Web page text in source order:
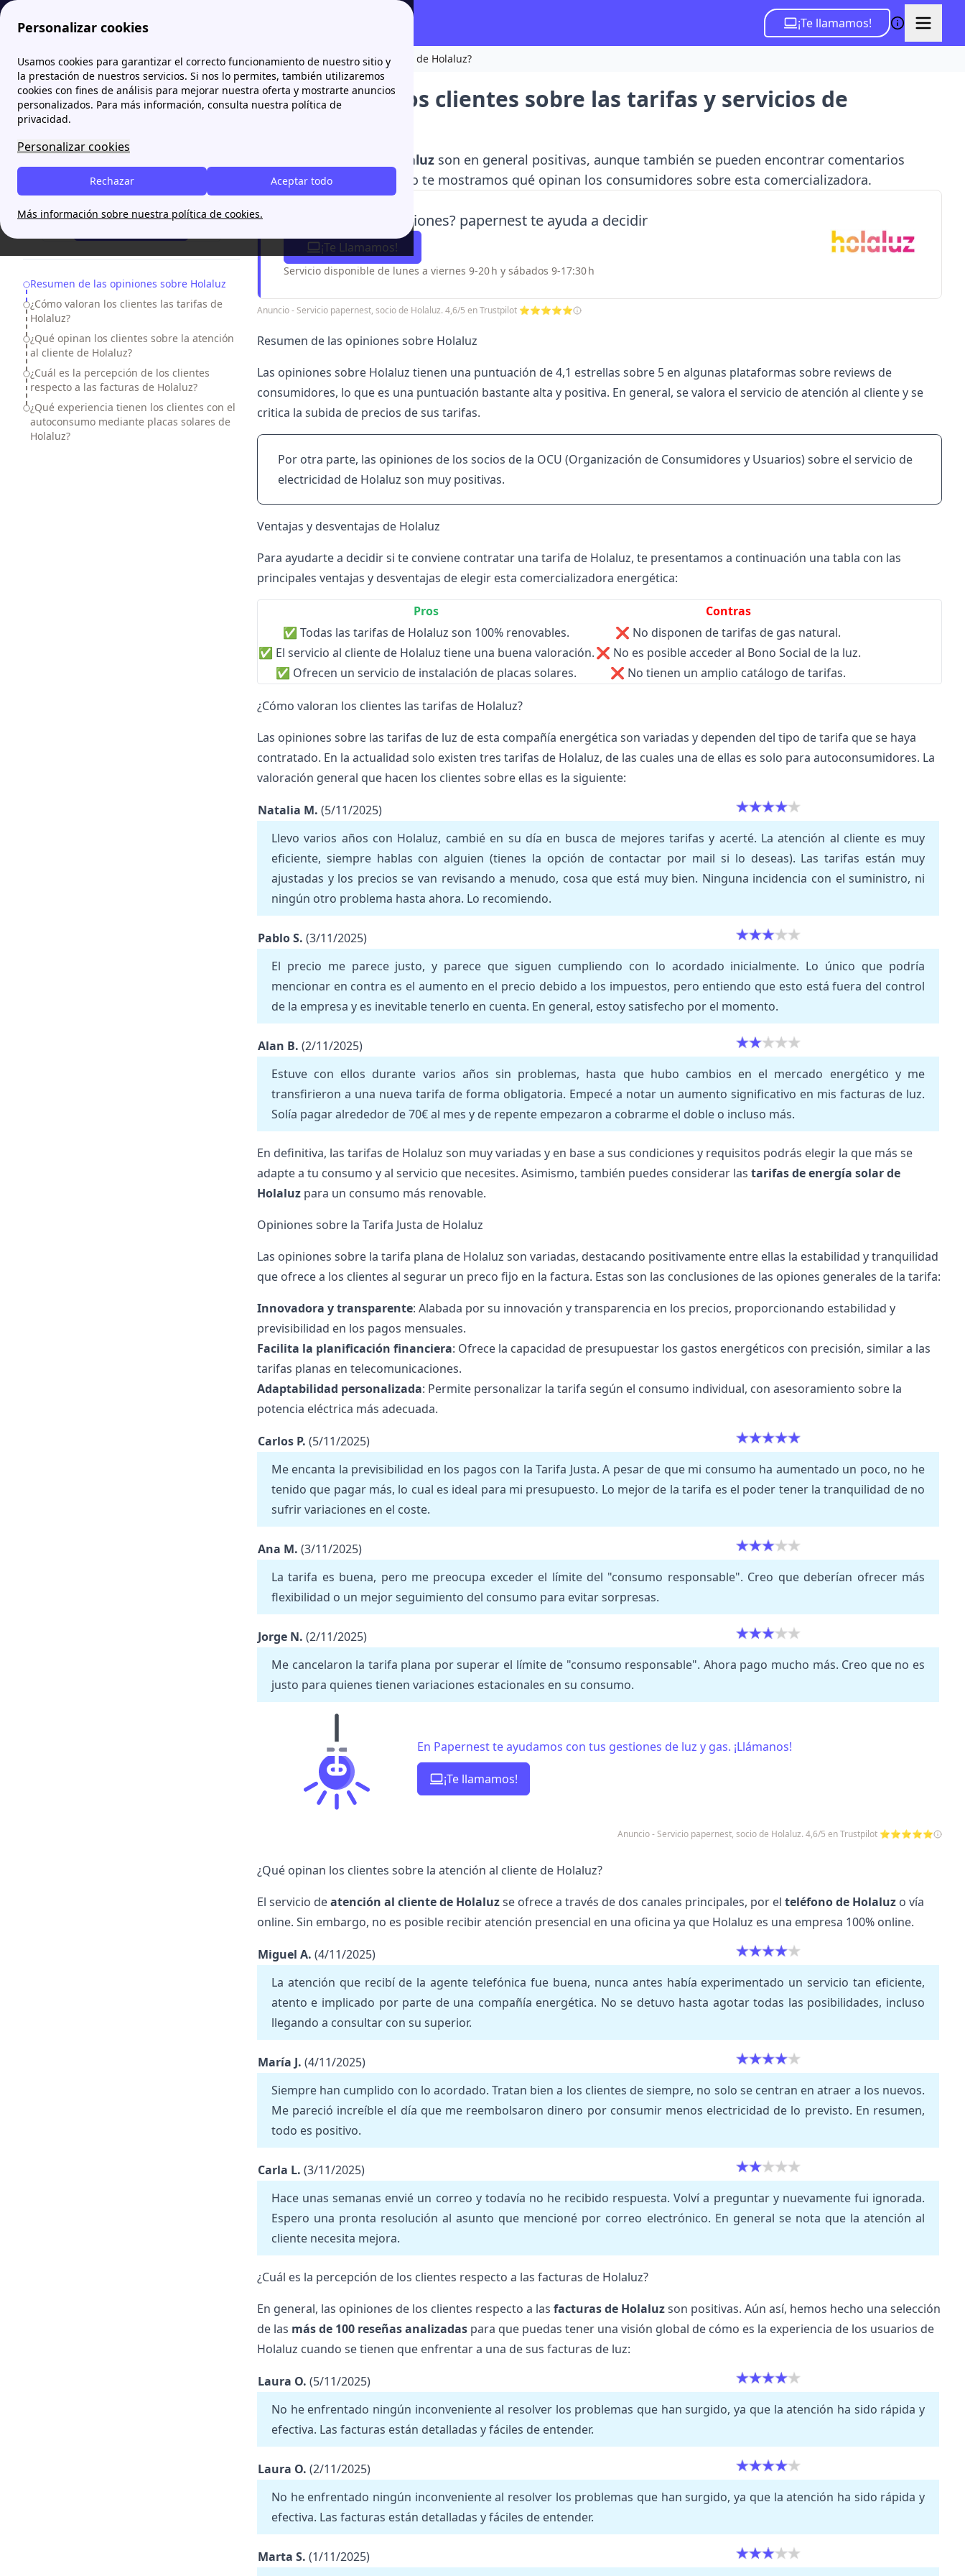
Personalizar cookies
Usamos cookies para garantizar el correcto funcionamiento de nuestro sitio y
la prestación de nuestros servicios. Si nos lo permites, también utilizaremos
cookies con fines de análisis para mejorar nuestra oferta y mostrarte anuncios
personalizados. Para más información, consulta nuestra política de
privacidad.
Personalizar cookies
Aceptar todo
Rechazar
Más información sobre nuestra política de cookies.
¡Te llamamos!
Papernest.es MoreHolaluz ¿Qué opinan los clientes sobre las tarifas y servicios de Holaluz?
¿Necesitas ayuda?
¡Te Llamamos!
Table of Contents
Resumen de las opiniones sobre Holaluz
¿Cómo valoran los clientes las tarifas de
Holaluz?
¿Qué opinan los clientes sobre la atención
al cliente de Holaluz?
¿Cuál es la percepción de los clientes
respecto a las facturas de Holaluz?
¿Qué experiencia tienen los clientes con el
autoconsumo mediante placas solares de
Holaluz?
¿Qué opinan los clientes sobre las tarifas y servicios de
opiniones sobre Holaluzson en general positivas, aunque también se pueden encontrar comentarios
negativos. En este artículo te mostramos qué opinan los consumidores sobre esta comercializadora.
¿Perdido entre opiniones? papernest te ayuda a decidir
¡Te Llamamos!
Servicio disponible de lunes a viernes 9-20 h y sábados 9-17:30 h
Anuncio - Servicio papernest, socio de Holaluz. 4,6/5 en Trustpilot ⭐⭐⭐⭐⭐
Resumen de las opiniones sobre Holaluz
Las opiniones sobre Holaluz tienen una puntuación de 4,1 estrellas sobre 5 en algunas plataformas sobre reviews de
consumidores, lo que es una puntuación bastante alta y positiva. En general, se valora el servicio de atención al cliente y se
critica la subida de precios de sus tarifas.
Por otra parte, las opiniones de los socios de la OCU (Organización de Consumidores y Usuarios) sobre el servicio de
electricidad de Holaluz son muy positivas.
Ventajas y desventajas de Holaluz
Para ayudarte a decidir si te conviene contratar una tarifa de Holaluz, te presentamos a continuación una tabla con las
principales ventajas y desventajas de elegir esta comercializadora energética:
Pros
Contras
✅ Todas las tarifas de Holaluz son 100% renovables.
✅ El servicio al cliente de Holaluz tiene una buena valoración.
✅ Ofrecen un servicio de instalación de placas solares.
❌ No disponen de tarifas de gas natural.
❌ No es posible acceder al Bono Social de la luz.
❌ No tienen un amplio catálogo de tarifas.
¿Cómo valoran los clientes las tarifas de Holaluz?
Las opiniones sobre las tarifas de luz de esta compañía energética son variadas y dependen del tipo de tarifa que se haya
contratado. En la actualidad solo existen tres tarifas de Holaluz, de las cuales una de ellas es solo para autoconsumidores. La
valoración general que hacen los clientes sobre ellas es la siguiente:
Natalia M. (5/11/2025)
Llevo varios años con Holaluz, cambié en su día en busca de mejores tarifas y acerté. La atención al cliente es muy
eficiente, siempre hablas con alguien (tienes la opción de contactar por mail si lo deseas). Las tarifas están muy
ajustadas y los precios se van revisando a menudo, cosa que está muy bien. Ninguna incidencia con el suministro, ni
ningún otro problema hasta ahora. Lo recomiendo.
Pablo S. (3/11/2025)
El precio me parece justo, y parece que siguen cumpliendo con lo acordado inicialmente. Lo único que podría
mencionar en contra es el aumento en el precio debido a los impuestos, pero entiendo que esto está fuera del control
de la empresa y es inevitable tenerlo en cuenta. En general, estoy satisfecho por el momento.
Alan B. (2/11/2025)
Estuve con ellos durante varios años sin problemas, hasta que hubo cambios en el mercado energético y me
transfirieron a una nueva tarifa de forma obligatoria. Empecé a notar un aumento significativo en mis facturas de luz.
Solía pagar alrededor de 70€ al mes y de repente empezaron a cobrarme el doble o incluso más.
En definitiva, las tarifas de Holaluz son muy variadas y en base a sus condiciones y requisitos podrás elegir la que más se
adapte a tu consumo y al servicio que necesites. Asimismo, también puedes considerar las tarifas de energía solar de
Holaluzpara un consumo más renovable.
Opiniones sobre la Tarifa Justa de Holaluz
Las opiniones sobre la tarifa plana de Holaluz son variadas, destacando positivamente entre ellas la estabilidad y tranquilidad
que ofrece a los clientes al segurar un preco fijo en la factura. Estas son las conclusiones de las opiones generales de la tarifa:
Innovadora y transparente: Alabada por su innovación y transparencia en los precios, proporcionando estabilidad y
previsibilidad en los pagos mensuales.
Facilita la planificación financiera: Ofrece la capacidad de presupuestar los gastos energéticos con precisión, similar a las
tarifas planas en telecomunicaciones.
Adaptabilidad personalizada: Permite personalizar la tarifa según el consumo individual, con asesoramiento sobre la
potencia eléctrica más adecuada.
Carlos P. (5/11/2025)
Me encanta la previsibilidad en los pagos con la Tarifa Justa. A pesar de que mi consumo ha aumentado un poco, no he
tenido que pagar más, lo cual es ideal para mi presupuesto. Lo mejor de la tarifa es el poder tener la tranquilidad de no
sufrir variaciones en el coste.
Ana M. (3/11/2025)
La tarifa es buena, pero me preocupa exceder el límite del "consumo responsable". Creo que deberían ofrecer más
flexibilidad o un mejor seguimiento del consumo para evitar sorpresas.
Jorge N. (2/11/2025)
Me cancelaron la tarifa plana por superar el límite de "consumo responsable". Ahora pago mucho más. Creo que no es
justo para quienes tienen variaciones estacionales en su consumo.
En Papernest te ayudamos con tus gestiones de luz y gas. ¡Llámanos!
¡Te llamamos!
Anuncio - Servicio papernest, socio de Holaluz. 4,6/5 en Trustpilot ⭐⭐⭐⭐⭐
¿Qué opinan los clientes sobre la atención al cliente de Holaluz?
El servicio deatención al cliente de Holaluzse ofrece a través de dos canales principales, por el teléfono de Holaluzo vía
online. Sin embargo, no es posible recibir atención presencial en una oficina ya que Holaluz es una empresa 100% online.
Miguel A. (4/11/2025)
La atención que recibí de la agente telefónica fue buena, nunca antes había experimentado un servicio tan eficiente,
atento e implicado por parte de una compañía energética. No se detuvo hasta agotar todas las posibilidades, incluso
llegando a consultar con su superior.
María J. (4/11/2025)
Siempre han cumplido con lo acordado. Tratan bien a los clientes de siempre, no solo se centran en atraer a los nuevos.
Me pareció increíble el día que me reembolsaron dinero por consumir menos electricidad de lo previsto. En resumen,
todo es positivo.
Carla L. (3/11/2025)
Hace unas semanas envié un correo y todavía no he recibido respuesta. Volví a preguntar y nuevamente fui ignorada.
Espero una pronta resolución al asunto que mencioné por correo electrónico. En general se nota que la atención al
cliente necesita mejora.
¿Cuál es la percepción de los clientes respecto a las facturas de Holaluz?
En general, las opiniones de los clientes respecto a las facturas de Holaluzson positivas. Aún así, hemos hecho una selección
de las más de 100 reseñas analizadas para que puedas tener una visión global de cómo es la experiencia de los usuarios de
Holaluz cuando se tienen que enfrentar a una de sus facturas de luz:
Laura O. (5/11/2025)
No he enfrentado ningún inconveniente al resolver los problemas que han surgido, ya que la atención ha sido rápida y
efectiva. Las facturas están detalladas y fáciles de entender.
Laura O. (2/11/2025)
No he enfrentado ningún inconveniente al resolver los problemas que han surgido, ya que la atención ha sido rápida y
efectiva. Las facturas están detalladas y fáciles de entender.
Marta S. (1/11/2025)